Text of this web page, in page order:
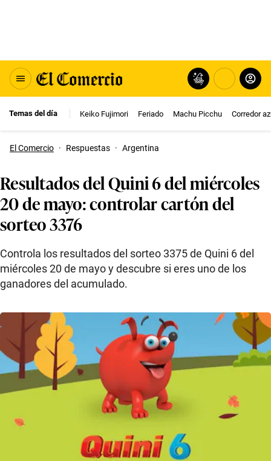
Temas del día Keiko Fujimori Feriado Machu Picchu Corredor
El Comercio · Respuestas · Argentina
Resultados del Quini 6 del miércoles
20 de mayo: controlar cartón del
sorteo 3376
Controla los resultados del sorteo 3375 de Quini 6 del
miércoles 20 de mayo y descubre si eres uno de los
ganadores del acumulado.